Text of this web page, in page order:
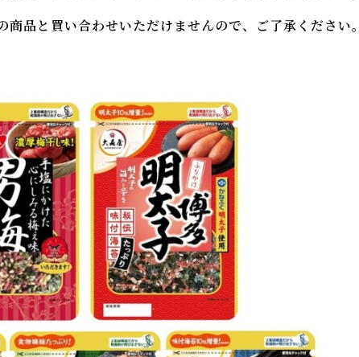
商品と買い合わせいただけませんので、ご了承ください。